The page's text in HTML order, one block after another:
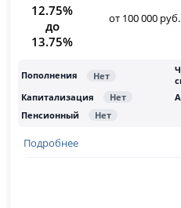
12.75%
до
13.75%
от 100 000 руб.
Подробнее